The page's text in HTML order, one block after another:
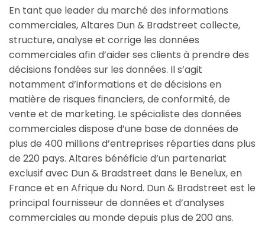
En tant que leader du marché des informations
commerciales, Altares Dun & Bradstreet collecte,
structure, analyse et corrige les données
commerciales afin d’aider ses clients à prendre des
décisions fondées sur les données. Il s’agit
notamment d’informations et de décisions en
matière de risques financiers, de conformité, de
vente et de marketing. Le spécialiste des données
commerciales dispose d’une base de données de
plus de 400 millions d’entreprises réparties dans plus
de 220 pays. Altares bénéficie d’un partenariat
exclusif avec Dun & Bradstreet dans le Benelux, en
France et en Afrique du Nord. Dun & Bradstreet est le
principal fournisseur de données et d’analyses
commerciales au monde depuis plus de 200 ans.